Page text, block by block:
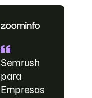
Semrush
para
Empresas